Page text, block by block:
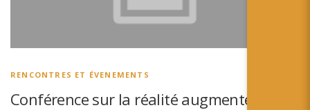
RENCONTRES ET ÉVENEMENTS
Conférence sur la réalité augmentée et